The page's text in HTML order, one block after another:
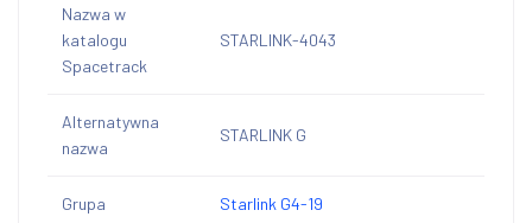
Nazwa w
katalogu
Spacetrack
STARLINK-4043
Alternatywna
nazwa
STARLINK G
Grupa Starlink G4-19